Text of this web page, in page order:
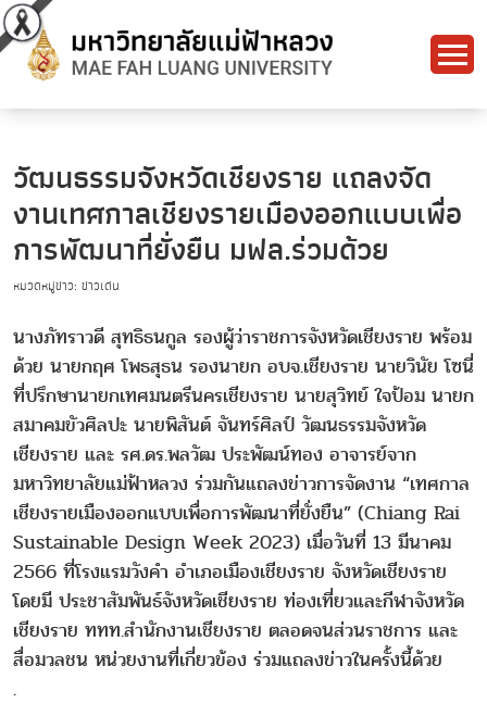
วัฒนธรรมจังหวัดเชียงราย แถลงจัด
งานเทศกาลเชียงรายเมืองออกแบบเพื่อ
การพัฒนาที่ยั่งยืน มฟล.ร่วมด้วย
หมวดหมู่ข่าว: ข่าวเด่น
นางภัทราวดี สุทธิธนกูล รองผู้ว่าราชการจังหวัดเชียงราย พร้อม
ด้วย นายกฤศ โพธสุธน รองนายก อบจ.เชียงราย นายวินัย โซนี่
ที่ปรึกษานายกเทศมนตรีนครเชียงราย นายสุวิทย์ ใจป้อม นายก
สมาคมขัวศิลปะ นายพิสันต์ จันทร์ศิลป์ วัฒนธรรมจังหวัด
เชียงราย และ รศ.ดร.พลวัฒ ประพัฒน์ทอง อาจารย์จาก
มหาวิทยาลัยแม่ฟ้าหลวง ร่วมกันแถลงข่าวการจัดงาน “เทศกาล
เชียงรายเมืองออกแบบเพื่อการพัฒนาที่ยั่งยืน” (Chiang Rai
Sustainable Design Week 2023) เมื่อวันที่ 13 มีนาคม
2566 ที่โรงแรมวังคำ อำเภอเมืองเชียงราย จังหวัดเชียงราย
โดยมี ประชาสัมพันธ์จังหวัดเชียงราย ท่องเที่ยวและกีฬาจังหวัด
เชียงราย ททท.สำนักงานเชียงราย ตลอดจนส่วนราชการ และ
สื่อมวลชน หน่วยงานที่เกี่ยวข้อง ร่วมแถลงข่าวในครั้งนี้ด้วย
.